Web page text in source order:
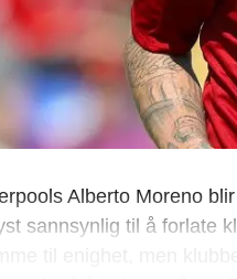
Alberto Moreno
sannsynlig til å forlate